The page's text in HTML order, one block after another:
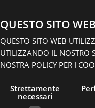
QUESTO SITO
QUESTO SITO WEB
UTILIZZANDO IL NOSTRO
NOSTRA POLICY PER I
Strettamente
necessari